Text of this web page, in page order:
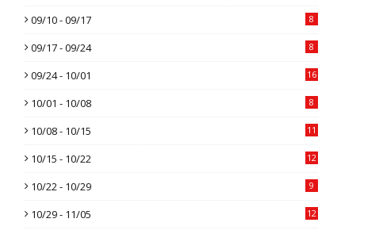
09/10 - 09/17 8
09/17 - 09/24 8
09/24 - 10/01 16
10/01 - 10/08 8
10/08 - 10/15 11
10/15 - 10/22 12
10/22 - 10/29 9
10/29 - 11/05 12